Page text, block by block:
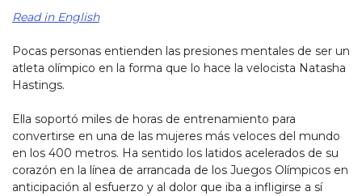
Read in English
Pocas personas entienden las presiones mentales de ser un
atleta olímpico en la forma que lo hace la velocista Natasha
Hastings.
Ella soportó miles de horas de entrenamiento para
convertirse en una de las mujeres más veloces del mundo
en los 400 metros. Ha sentido los latidos acelerados de su
corazón en la línea de arrancada de los Juegos Olímpicos en
anticipación al esfuerzo y al dolor que iba a infligirse a sí